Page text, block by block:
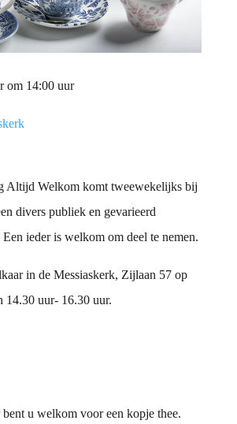
om 14:00 uur
Altijd Welkom komt tweewekelijks bij
divers publiek en gevarieerd
ieder is welkom om deel te nemen.
in de Messiaskerk, Zijlaan 57 op
14.30 uur- 16.30 uur.
u welkom voor een kopje thee.